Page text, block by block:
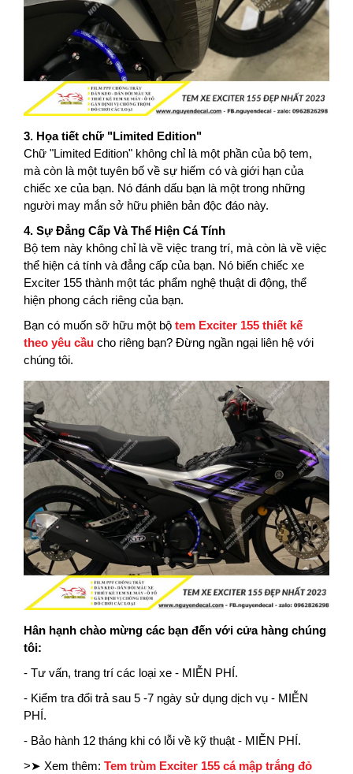
3. Họa tiết chữ "Limited Edition"
Chữ "Limited Edition" không chỉ là một phần của bộ tem,
mà còn là một tuyên bố về sự hiếm có và giới hạn của
chiếc xe của bạn. Nó đánh dấu bạn là một trong những
người may mắn sở hữu phiên bản độc đáo này.
4. Sự Đẳng Cấp Và Thể Hiện Cá Tính
Bộ tem này không chỉ là về việc trang trí, mà còn là về việc
thể hiện cá tính và đẳng cấp của bạn. Nó biến chiếc xe
Exciter 155 thành một tác phẩm nghệ thuật di động, thể
hiện phong cách riêng của bạn.
Bạn có muốn sỡ hữu một bộ tem Exciter 155 thiết kế
theo yêu cầu cho riêng bạn? Đừng ngần ngại liên hệ với
chúng tôi.
Hân hạnh chào mừng các bạn đến với cửa hàng chúng
tôi:
- Tư vấn, trang trí các loại xe - MIỄN PHÍ.
- Kiểm tra đổi trả sau 5 -7 ngày sử dụng dịch vụ - MIỄN
PHÍ.
- Bảo hành 12 tháng khi có lỗi về kỹ thuật - MIỄN PHÍ.
>➤ Xem thêm: Tem trùm Exciter 155 cá mập trắng đỏ